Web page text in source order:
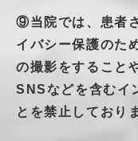
⑨当院では、患者
イバシー保護のた
の撮影をすること
SNSなどを含むイ
とを禁止しており